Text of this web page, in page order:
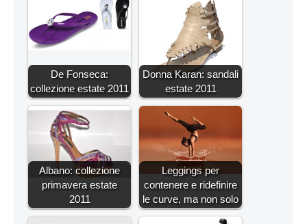
De Fonseca:
collezione estate 2011
Donna Karan: sandali
estate 2011
Albano: collezione
primavera estate
2011
Leggings per
contenere e ridefinire
le curve, ma non solo